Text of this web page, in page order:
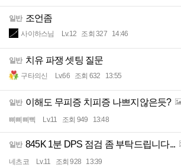
일반 조언좀
사이하스님 Lv.12 조회 327 14:46
일반 치유 파쟁 셋팅 질문
구타의신 Lv.66 조회 632 13:55
일반 이해도 무피증 치피증 나쁘지않은듯?
삐삐삐삑 Lv.11 조회 949 13:48
일반 845K 1분 DPS 점검 좀 부탁드립니다...
네츠코 Lv.11 조회 928 13:39